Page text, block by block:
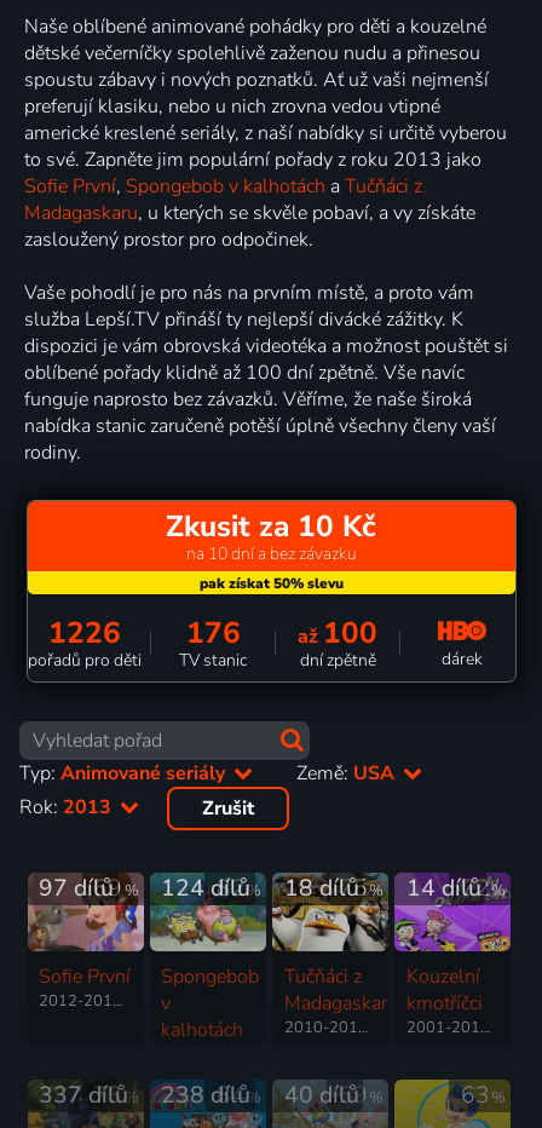
Naše oblíbené animované pohádky pro děti a kouzelné
dětské večerníčky spolehlivě zaženou nudu a přinesou
spoustu zábavy i nových poznatků. Ať už vaši nejmenší
preferují klasiku, nebo u nich zrovna vedou vtipné
americké kreslené seriály, z naší nabídky si určitě vyberou
to své. Zapněte jim populární pořady z roku 2013 jako
Sofie První, Spongebob v kalhotách a Tučňáci z
Madagaskaru, u kterých se skvěle pobaví, a vy získáte
zasloužený prostor pro odpočinek.
Vaše pohodlí je pro nás na prvním místě, a proto vám
služba Lepší.TV přináší ty nejlepší divácké zážitky. K
dispozici je vám obrovská videotéka a možnost pouštět si
oblíbené pořady klidně až 100 dní zpětně. Vše navíc
funguje naprosto bez závazků. Věříme, že naše široká
nabídka stanic zaručeně potěší úplně všechny členy vaší
rodiny.
Zkusit za 10 Kč
na 10 dní a bez závazku
1226
pořadů pro děti
176
TV stanic
až 100
dní zpětně dárek
Typ: Animované seriály Země: USA
Rok: 2013 Zrušit
69%
97 dílů
Sofie První
2012-2018 | USA | Animovaný, Dobrodružný, Fantasy, Hudební, Pohádka, Rodinný, Science Fiction, Komedie, Mysteriózní
82%
124 dílů
Spongebob
v
kalhotách
75%
18 dílů
Tučňáci z
Madagaskaru
2010-2015 | USA | Animovaný, Akční, Dobrodružný, Komedie, Rodinný, Science Fiction
72%
14 dílů
Kouzelní
kmotříčci
2001-2017 | USA | Animovaný, Dobrodružný, Fantasy, Komedie, Rodinný
73%
337 dílů 84%
238 dílů 69 %
40 dílů 63 %